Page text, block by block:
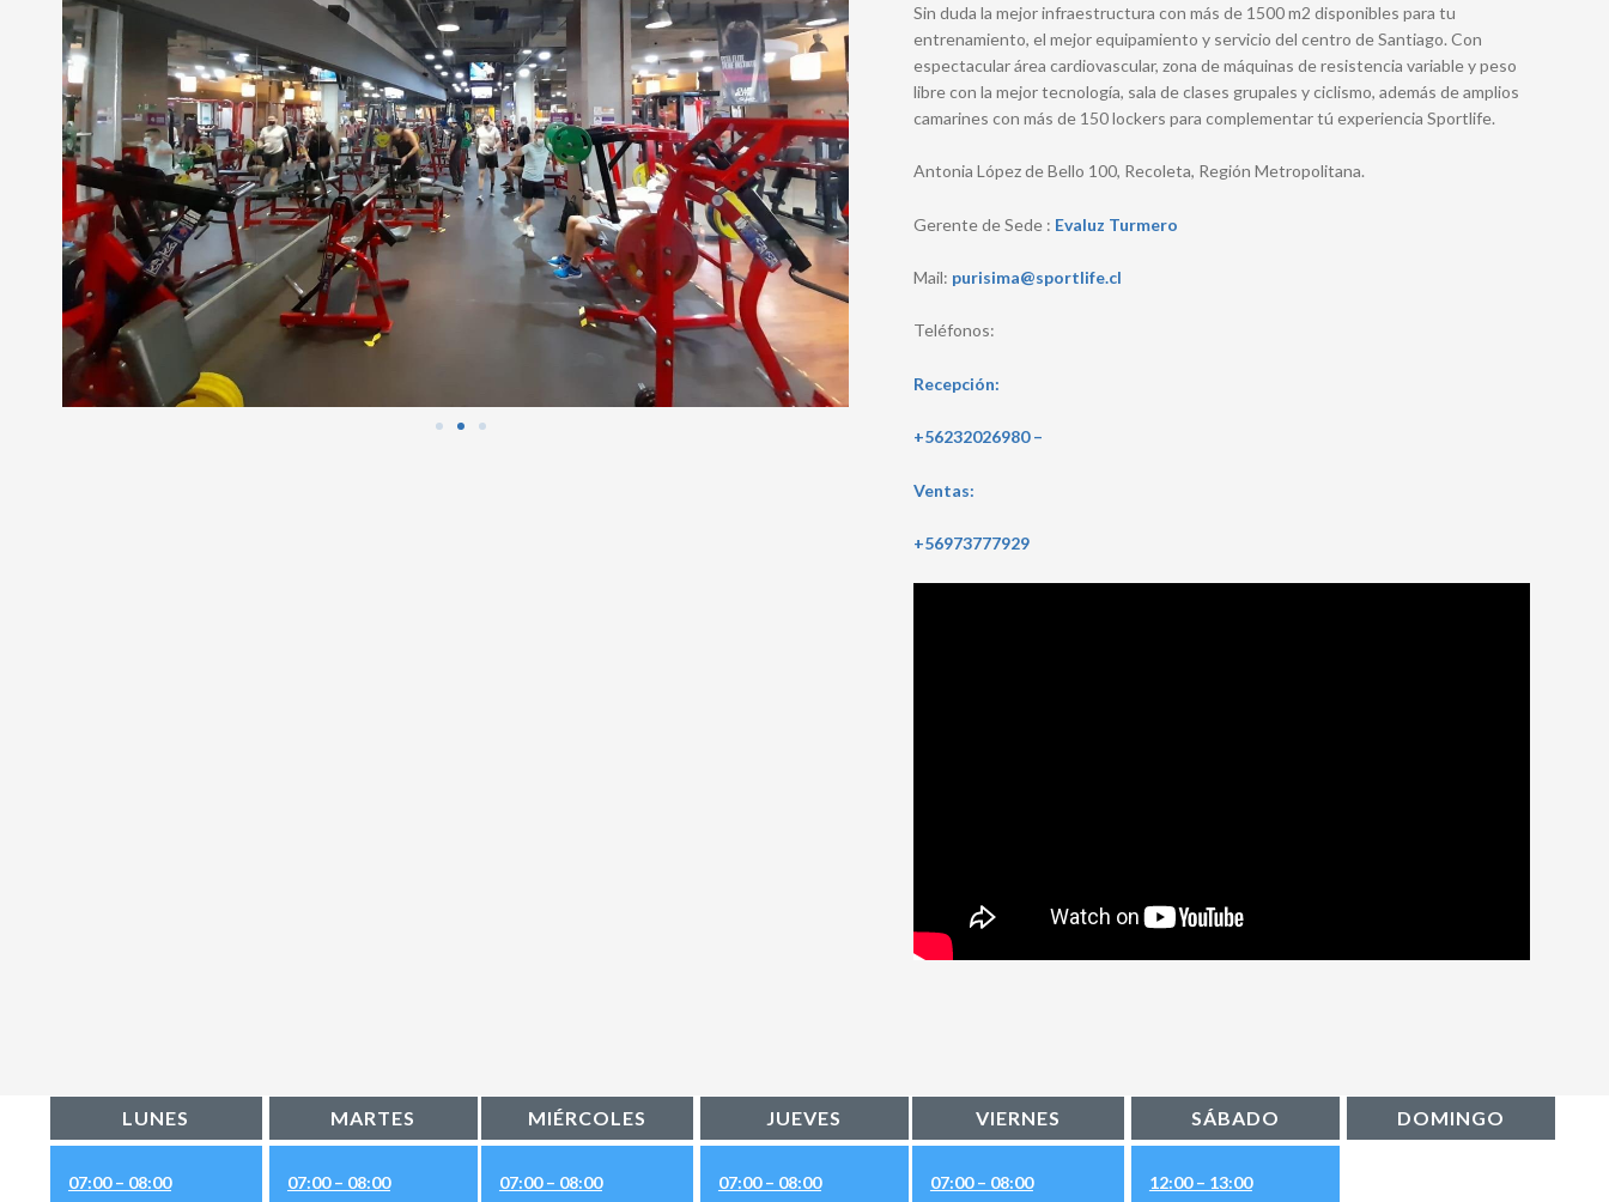
Sin duda la mejor infraestructura con más de 1500 m2 disponibles para tu
entrenamiento, el mejor equipamiento y servicio del centro de Santiago. Con
espectacular área cardiovascular, zona de máquinas de resistencia variable y peso
libre con la mejor tecnología, sala de clases grupales y ciclismo, además de amplios
camarines con más de 150 lockers para complementar tú experiencia Sportlife.
Antonia López de Bello 100, Recoleta, Región Metropolitana.
Gerente de Sede : Evaluz Turmero
Mail: purisima@sportlife.cl
Teléfonos:
Recepción:
+56232026980 –
Ventas:
+56973777929
LUNES
07:00 – 08:00
MARTES
07:00 – 08:00
MIÉRCOLES
07:00 – 08:00
JUEVES
07:00 – 08:00
VIERNES
07:00 – 08:00
SÁBADO
12:00 – 13:00
DOMINGO